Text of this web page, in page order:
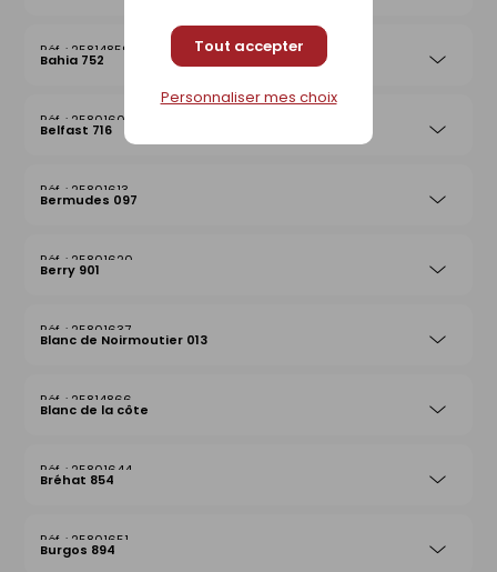
Tout accepter
Personnaliser mes choix
25814859
Bahia 752
25801606
Belfast 716
25801613
Bermudes 097
25801620
Berry 901
25801637
Blanc de Noirmoutier 013
25814866
Blanc de la côte
25801644
Bréhat 854
25801651
Burgos 894